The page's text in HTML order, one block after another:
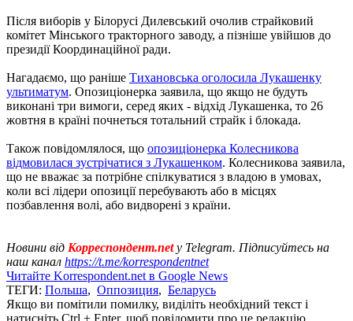
Після виборів у Білорусі Дилевський очолив страйковий
комітет Мінського тракторного заводу, а пізніше увійшов до
президії Координаційної ради.
Нагадаємо, що раніше Тихановська оголосила Лукашенку
ультиматум. Опозиціонерка заявила, що якщо не будуть
виконані три вимоги, серед яких - відхід Лукашенка, то 26
жовтня в країні почнеться тотальний страйк і блокада.
Також повідомлялося, що опозиціонерка Колесникова
відмовилася зустрічатися з Лукашенком. Колесникова заявила,
що не вважає за потрібне спілкуватися з владою в умовах,
коли всі лідери опозиції перебувають або в місцях
позбавлення волі, або видворені з країни.
Новини від Корреспондент.netу Telegram. Підписуйтесь на
наш канал https://t.me/korrespondentnet
Читайте Korrespondent.net в Google News
ТЕГИ: Польша, Оппозиция, Беларусь
Якщо ви помітили помилку, виділіть необхідний текст і
натисніть Ctrl + Enter, щоб повідомити про це редакцію.